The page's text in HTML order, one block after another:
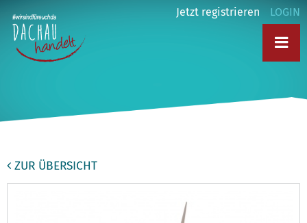
Jetzt registrieren LOGIN
ZUR ÜBERSICHT